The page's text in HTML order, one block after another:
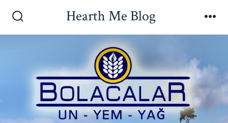
atla
Çubuğunu
Hearth Me Blog